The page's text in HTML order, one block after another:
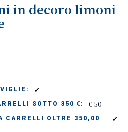
in decoro limoni
✔
SOTTO 350 €: € 50
CARRELLI OLTRE 350,00
✔